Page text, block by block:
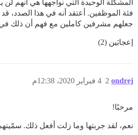
المشكلة الوحيدة التي نواجهها هي أنهم
فئة الموظفين. أعتقد أنه في هذا الصدد،
جعلهم مشرفين كاملين مع فهم أن ذلك في
إعجابَين (2)
ondrej 4 فبراير 2020، 12:38م 2
مرحبًا!
نعم، لقد جربتها وما زلت أفعل ذلك.